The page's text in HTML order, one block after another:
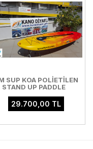
SUP KOA POLİETİLEN
STAND UP PADDLE
29.700,00 TL